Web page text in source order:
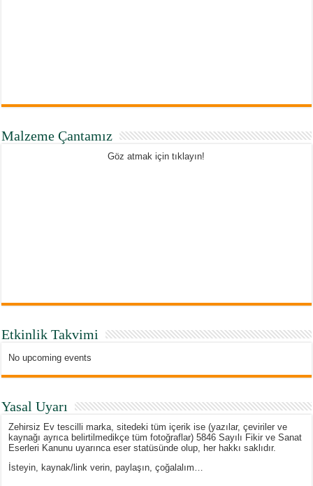
Malzeme Çantamız
Göz atmak için tıklayın!
Etkinlik Takvimi
No upcoming events
Yasal Uyarı
Zehirsiz Ev tescilli marka, sitedeki tüm içerik ise (yazılar, çeviriler ve
kaynağı ayrıca belirtilmedikçe tüm fotoğraflar) 5846 Sayılı Fikir ve Sanat
Eserleri Kanunu uyarınca eser statüsünde olup, her hakkı saklıdır.
İsteyin, kaynak/link verin, paylaşın, çoğalalım…